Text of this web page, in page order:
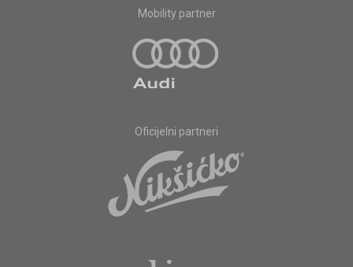
Mobility partner
Oficijelni partneri